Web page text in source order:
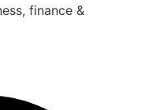
finance &